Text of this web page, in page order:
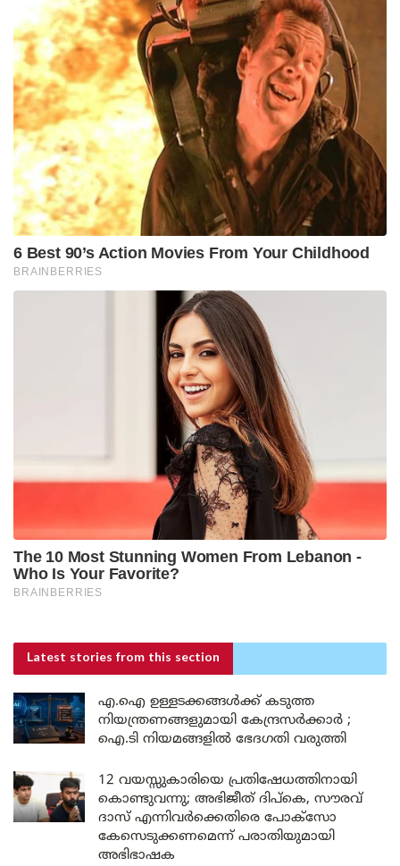
Latest stories from this section
എ.ഐ ഉള്ളടക്കങ്ങൾക്ക് കടുത്ത
നിയന്ത്രണങ്ങളുമായി കേന്ദ്രസർക്കാർ ;
ഐ.ടി നിയമങ്ങളിൽ ഭേദഗതി വരുത്തി
12 വയസ്സുകാരിയെ പ്രതിഷേധത്തിനായി
കൊണ്ടുവന്നു; അഭിജീത് ദിപ്കെ, സൗരവ്
ദാസ് എന്നിവർക്കെതിരെ പോക്സോ
കേസെടുക്കണമെന്ന് പരാതിയുമായി
അഭിഭാഷക